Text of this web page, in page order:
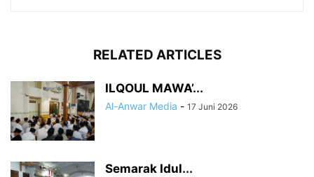
RELATED ARTICLES
ILQOUL MAWA’...
Al-Anwar Media - 17 Juni 2026
Semarak Idul...